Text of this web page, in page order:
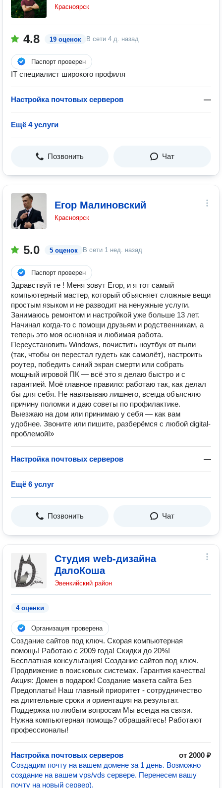
Красноярск
4.8 19 оценок В сети 4 д. назад
Паспорт проверен
IT специалист широкого профиля
Настройка почтовых серверов —
Ещё 4 услуги
Позвонить Чат
Егор Малиновский
Красноярск
5.0 5 оценок В сети 1 нед. назад
Паспорт проверен
Здравствуй те ! Меня зовут Егор, и я тот самый
компьютерный мастер, который объясняет сложные вещи
простым языком и не разводит на ненужные услуги.
Занимаюсь ремонтом и настройкой уже больше 13 лет.
Начинал когда-то с помощи друзьям и родственникам, а
теперь это моя основная и любимая работа.
Переустановить Windows, почистить ноутбук от пыли
(так, чтобы он перестал гудеть как самолёт), настроить
роутер, победить синий экран смерти или собрать
мощный игровой ПК — всё это я делаю быстро и с
гарантией. Моё главное правило: работаю так, как делал
бы для себя. Не навязываю лишнего, всегда объясняю
причину поломки и даю советы по профилактике.
Выезжаю на дом или принимаю у себя — как вам
удобнее. Звоните или пишите, разберёмся с любой digital-
проблемой!»
Настройка почтовых серверов —
Ещё 6 услуг
Позвонить Чат
Студия web-дизайна
ДалоКоша
Эвенкийский район
4 оценки
Организация проверена
Создание сайтов под ключ. Скорая компьютерная
помощь! Работаю с 2009 года! Скидки до 20%!
Бесплатная консультация! Создание сайтов под ключ.
Продвижение в поисковых системах. Гарантия качества!
Акция: Домен в подарок! Создание макета сайта Без
Предоплаты! Наш главный приоритет - сотрудничество
на длительные сроки и ориентация на результат.
Поддержка по любым вопросам Мы всегда на связи.
Нужна компьютерная помощь? обращайтесь! Работают
профессионалы!
Настройка почтовых серверов
от 2000 ₽
Создадим почту на вашем домене за 1 день. Возможно
создание на вашем vps/vds сервере. Перенесем вашу
почту на новый сервер).